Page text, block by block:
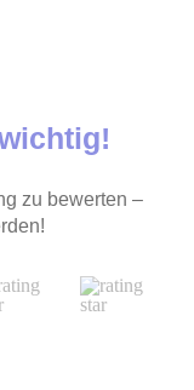
zu bewerten –